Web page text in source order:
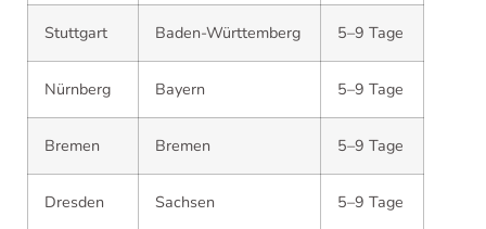
Stuttgart Baden-Württemberg 5–9 Tage
Nürnberg Bayern 5–9 Tage
Bremen Bremen 5–9 Tage
Dresden Sachsen 5–9 Tage